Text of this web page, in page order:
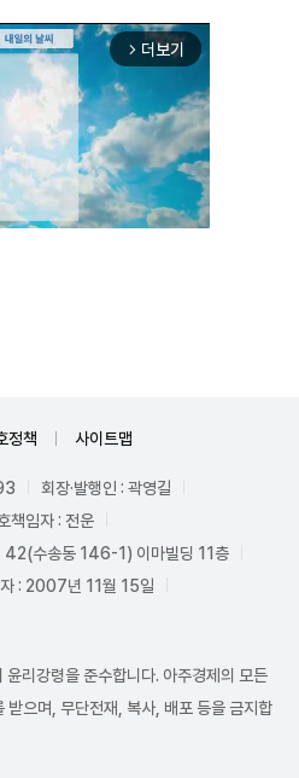
arrow_forward_ios 더보기
정책 사이트맵
회장·발행인 : 곽영길
책임자 : 전운
42(수송동 146-1) 이마빌딩 11층
: 2007년 11월 15일
리강령을 준수합니다. 아주경제의 모든
받으며, 무단전재, 복사, 배포 등을 금지합